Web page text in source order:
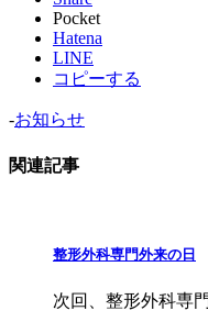
Pocket
Hatena
LINE
コピーする
-お知らせ
関連記事
整形外科専門外来の日
次回、整形外科専